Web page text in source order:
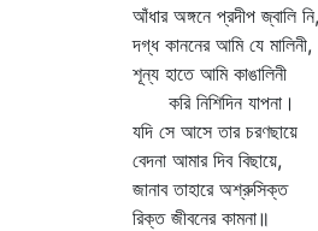
আঁধার অঙ্গনে প্রদীপ জ্বালি নি,
দগ্ধ কাননের আমি যে মালিনী,
শূন্য হাতে আমি কাঙালিনী
করি নিশিদিন যাপনা।
যদি সে আসে তার চরণছায়ে
বেদনা আমার দিব বিছায়ে,
জানাব তাহারে অশ্রুসিক্ত
রিক্ত জীবনের কামনা॥